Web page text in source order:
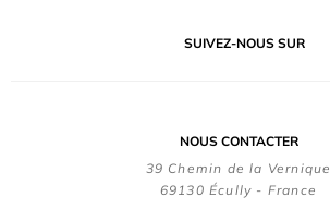
SUIVEZ-NOUS SUR
NOUS CONTACTER
39 Chemin de la Vernique
69130 Écully - France